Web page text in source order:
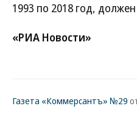
1993 по 2018 год,
«РИА Новости»
Газета «Коммерсантъ» №29